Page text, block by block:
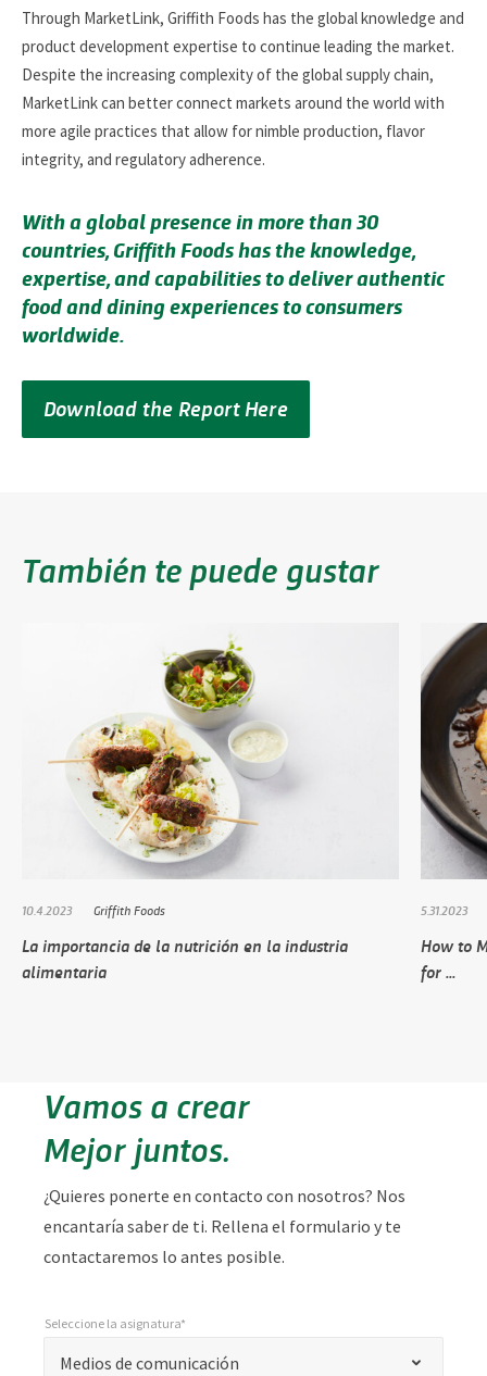
Through MarketLink, Griffith Foods has the global knowledge and
product development expertise to continue leading the market.
Despite the increasing complexity of the global supply chain,
MarketLink can better connect markets around the world with
more agile practices that allow for nimble production, flavor
integrity, and regulatory adherence.
With a global presence in more than 30
countries, Griffith Foods has the knowledge,
expertise, and capabilities to deliver authentic
food and dining experiences to consumers
worldwide.
Download the Report Here
También te puede gustar
10.4.2023 Griffith Foods
La importancia de la nutrición en la industria
alimentaria
5.31.2023
How to
for ...
Vamos a crear
Mejor juntos.
¿Quieres ponerte en contacto con nosotros? Nos
encantaría saber de ti. Rellena el formulario y te
contactaremos lo antes posible.
Medios de comunicación
Seleccione la asignatura*